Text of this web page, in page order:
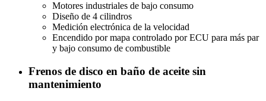
Motores industriales de bajo consumo
Diseño de 4 cilindros
Medición electrónica de la velocidad
Encendido por mapa controlado por ECU para más par
y bajo consumo de combustible
Frenos de disco en baño de aceite sin
mantenimiento